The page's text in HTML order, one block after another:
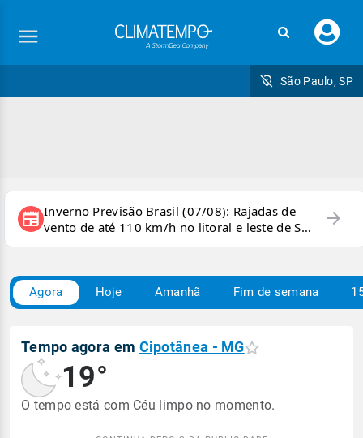
seu
São Paulo, SP
newspaper Inverno Previsão Brasil (07/08): Rajadas de
vento de até 110 km/h no litoral e leste de SP
e sul do RJ
arrow_forward
Agora Hoje Amanhã Fim de semana
Tempo agora em Cipotânea - MG
19°
O tempo está com Céu limpo no momento.